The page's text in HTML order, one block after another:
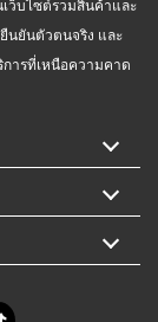
นยันตัวตนจริง และ
ารที่เหนือความคาด